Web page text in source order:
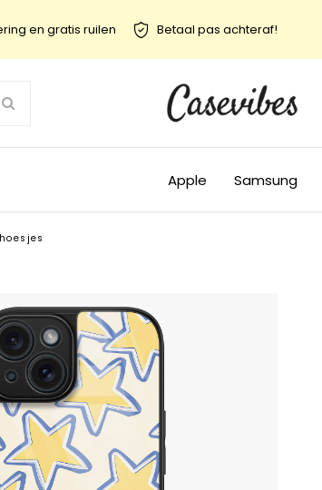
en gratis ruilen Betaal pas achteraf!
Apple Samsung